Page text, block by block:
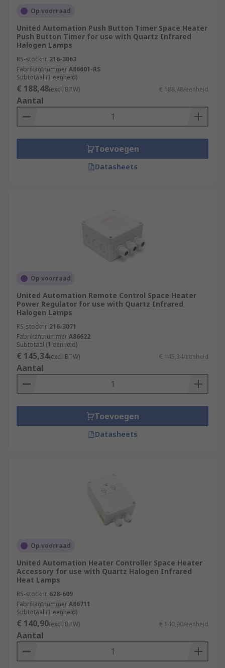
Op voorraad
United Automation Push Button Timer Space Heater
Push Button Timer for use with Quartz Infrared
Halogen Lamps
RS-stocknr. 216-3063
FabrikantnummerA86601-RS
Subtotaal (1 eenheid)
€ 188,48(excl. BTW) € 188,48/eenheid
Aantal
Toevoegen
Datasheets
Op voorraad
United Automation Remote Control Space Heater
Power Regulator for use with Quartz Infrared
Halogen Lamps
RS-stocknr. 216-3071
FabrikantnummerA86622
Subtotaal (1 eenheid)
€ 145,34(excl. BTW) € 145,34/eenheid
Aantal
Toevoegen
Datasheets
Op voorraad
United Automation Heater Controller Space Heater
Accessory for use with Quartz Halogen Infrared
Heat Lamps
RS-stocknr. 628-609
FabrikantnummerA86711
Subtotaal (1 eenheid)
€ 140,90(excl. BTW) € 140,90/eenheid
Aantal